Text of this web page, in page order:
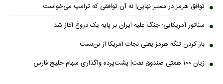
توافق هرمز در مسیر نهایی| نه آن توافقی که ترامپ می‌خواست
سناتور آمریکایی: جنگ علیه ایران بر پایه یک دروغ آغاز شد
باز کردن تنگه هرمز یعنی نجات آمریکا از بن‌بست
زیان ۱۰۰ همتی صندوق نفت| پشت‌پرده واگذاری سهام خلیج فارس